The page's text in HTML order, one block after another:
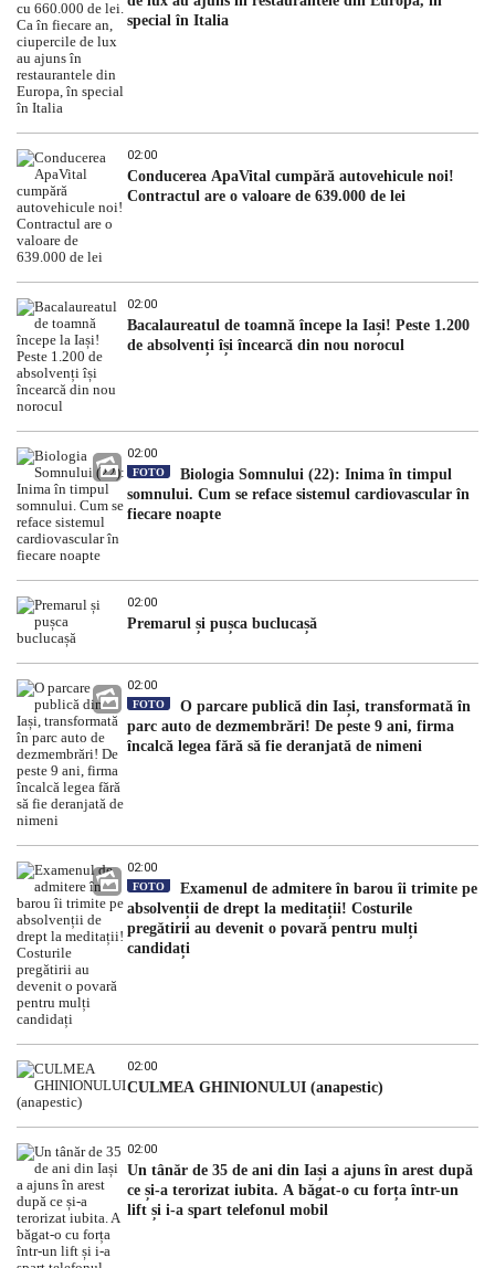
special în Italia
02:00
Conducerea ApaVital cumpără autovehicule noi!
Contractul are o valoare de 639.000 de lei
02:00
Bacalaureatul de toamnă începe la Iași! Peste 1.200
de absolvenți își încearcă din nou norocul
02:00
FOTO
Biologia Somnului (22): Inima în timpul
somnului. Cum se reface sistemul cardiovascular în
fiecare noapte
02:00
Premarul și pușca buclucașă
02:00
FOTO
O parcare publică din Iași, transformată în
parc auto de dezmembrări! De peste 9 ani, firma
încalcă legea fără să fie deranjată de nimeni
02:00
FOTO
Examenul de admitere în barou îi trimite pe
absolvenții de drept la meditații! Costurile
pregătirii au devenit o povară pentru mulți
candidați
02:00
CULMEA GHINIONULUI (anapestic)
02:00
Un tânăr de 35 de ani din Iași a ajuns în arest după
ce și-a terorizat iubita. A băgat-o cu forța într-un
lift și i-a spart telefonul mobil